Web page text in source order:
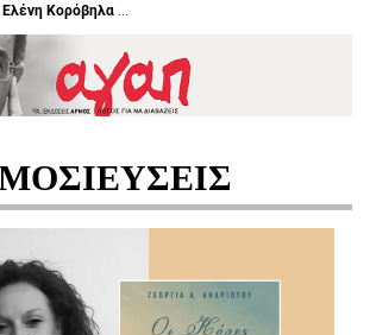
Ελένη Κορόβηλα ...